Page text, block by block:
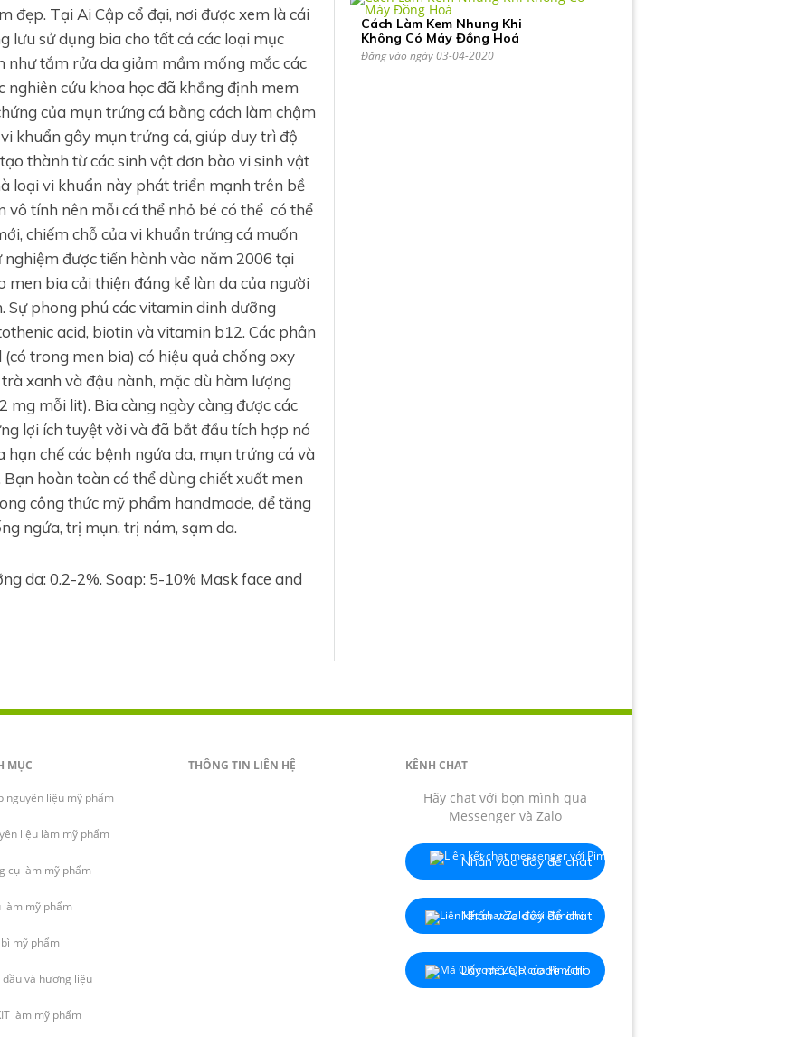
đẹp. Tại Ai Cập cổ đại, nơi được xem là cái
lưu sử dụng bia cho tất cả các loại mục
như tắm rửa da giảm mầm mống mắc các
nghiên cứu khoa học đã khẳng định mem
của mụn trứng cá bằng cách làm chậm
khuẩn gây mụn trứng cá, giúp duy trì độ
thành từ các sinh vật đơn bào vi sinh vật
loại vi khuẩn này phát triển mạnh trên bề
vô tính nên mỗi cá thể nhỏ bé có thể có thể
chiếm chỗ của vi khuẩn trứng cá muốn
được tiến hành vào năm 2006 tại
men bia cải thiện đáng kể làn da của người
phong phú các vitamin dinh dưỡng
acid, biotin và vitamin b12. Các phân
trong men bia) có hiệu quả chống oxy
xanh và đậu nành, mặc dù hàm lượng
mg mỗi lit). Bia càng ngày càng được các
lợi ích tuyệt vời và đã bắt đầu tích hợp nó
chế các bệnh ngứa da, mụn trứng cá và
hoàn toàn có thể dùng chiết xuất men
công thức mỹ phẩm handmade, để tăng
ngứa, trị mụn, trị nám, sạm da.
da: 0.2-2%. Soap: 5-10% Mask face and
Cách Làm Kem Nhung Khi
Không Có Máy Đồng Hoá
Đăng vào ngày 03-04-2020
MỤC
nguyên liệu mỹ phẩm
liệu làm mỹ phẩm
cụ làm mỹ phẩm
làm mỹ phẩm
mỹ phẩm
dầu và hương liệu
làm mỹ phẩm
THÔNG TIN LIÊN HỆ KÊNH CHAT
Hãy chat với bọn mình qua
Messenger và Zalo
Nhấn vào đây để chat
Nhấn vào đây để chat
Lấy mã QR code Zalo